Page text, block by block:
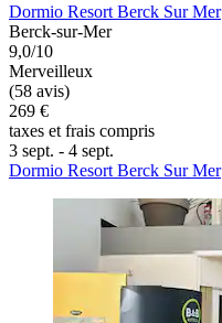
Dormio Resort Berck Sur Mer
Berck-sur-Mer
9,0/10
Merveilleux
(58 avis)
269 €
taxes et frais compris
3 sept. - 4 sept.
Dormio Resort Berck Sur Mer